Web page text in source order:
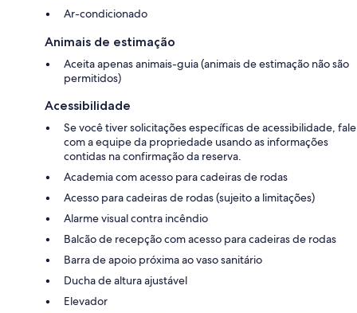
Ar-condicionado
Animais de estimação
Aceita apenas animais-guia (animais de estimação não são
permitidos)
Acessibilidade
Se você tiver solicitações específicas de acessibilidade, fale
com a equipe da propriedade usando as informações
contidas na confirmação da reserva.
Academia com acesso para cadeiras de rodas
Acesso para cadeiras de rodas (sujeito a limitações)
Alarme visual contra incêndio
Balcão de recepção com acesso para cadeiras de rodas
Barra de apoio próxima ao vaso sanitário
Ducha de altura ajustável
Elevador